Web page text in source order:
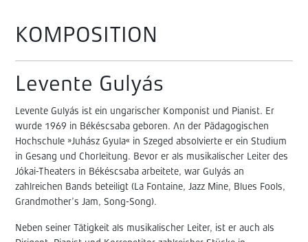
KOMPOSITION
Levente Gulyás
Levente Gulyás ist ein ungarischer Komponist und Pianist. Er
wurde 1969 in Békéscsaba geboren. An der Pädagogischen
Hochschule »Juhász Gyula« in Szeged absolvierte er ein Studium
in Gesang und Chorleitung. Bevor er als musikalischer Leiter des
Jókai-Theaters in Békéscsaba arbeitete, war Gulyás an
zahlreichen Bands beteiligt (La Fontaine, Jazz Mine, Blues Fools,
Grandmother’s Jam, Song-Song).
Neben seiner Tätigkeit als musikalischer Leiter, ist er auch als